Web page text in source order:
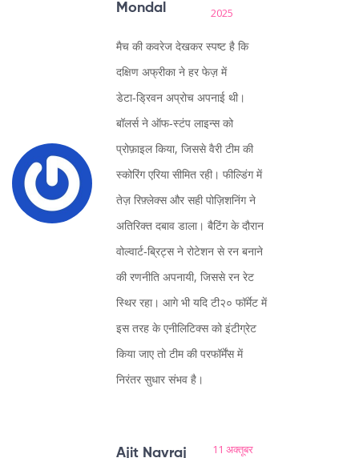
Mondal
2025
मैच की कवरेज देखकर स्पष्ट है कि
दक्षिण अफ्रीका ने हर फेज़ में
डेटा‑ड्रिवन अप्रोच अपनाई थी।
बॉलर्स ने ऑफ‑स्टंप लाइन्स को
प्रोफ़ाइल किया, जिससे वैरी टीम की
स्कोरिंग एरिया सीमित रही। फील्डिंग में
तेज़ रिफ़्लेक्स और सही पोज़िशनिंग ने
अतिरिक्त दबाव डाला। बैटिंग के दौरान
वोल्वार्ट‑ब्रिट्स ने रोटेशन से रन बनाने
की रणनीति अपनायी, जिससे रन रेट
स्थिर रहा। आगे भी यदि टी२० फॉर्मेट में
इस तरह के एनीलिटिक्स को इंटीग्रेट
किया जाए तो टीम की परफॉर्मेंस में
निरंतर सुधार संभव है।
Ajit Navraj 11 अक्तूबर